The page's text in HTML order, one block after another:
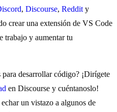
, Discourse, Reddit y
crear una extensión de VS Code
trabajo y aumentar tu
para desarrollar código? ¡Dirígete
en Discourse y cuéntanoslo!
un vistazo a algunos de